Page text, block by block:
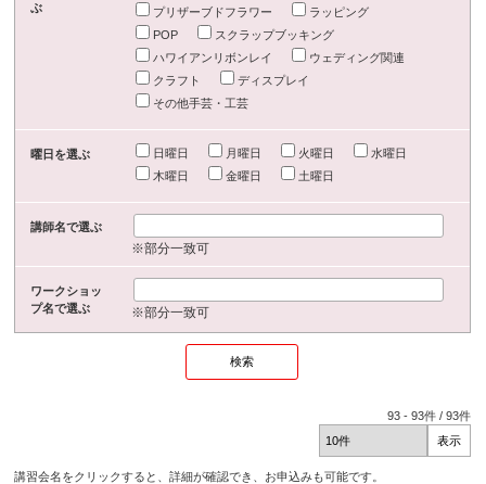
ぶ
プリザーブドフラワー
ラッピング
POP
スクラップブッキング
ハワイアンリボンレイ
ウェディング関連
クラフト
ディスプレイ
その他手芸・工芸
曜日を選ぶ 日曜日 月曜日 火曜日
水曜日
木曜日
金曜日 土曜日
講師名で選ぶ
※部分一致可
ワークショッ
プ名で選ぶ
※部分一致可
93 -93件 /93件
講習会名をクリックすると、詳細が確認でき、お申込みも可能です。